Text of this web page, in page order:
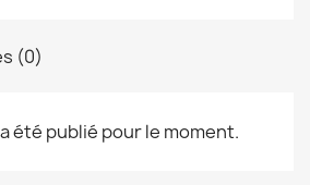
(0)
été publié pour le moment.